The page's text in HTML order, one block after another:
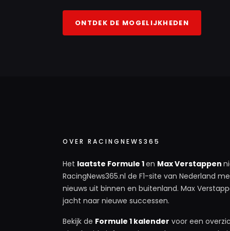
ONTDEK DE MOGELIJKHEDEN
OVER RACINGNEWS365
Het laatste Formule 1en Max Verstappen
RacingNews365.nl de F1-site van Nederland
nieuws uit binnen en buitenland. Max
jacht naar nieuwe successen.
Bekijk de Formule 1 kalender voor een